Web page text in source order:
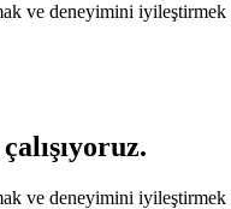
ve deneyimini
ve deneyimini